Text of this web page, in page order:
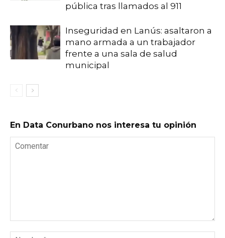
pública tras llamados al 911
Inseguridad en Lanús: asaltaron a
mano armada a un trabajador
frente a una sala de salud
municipal
En Data Conurbano nos interesa tu opinión